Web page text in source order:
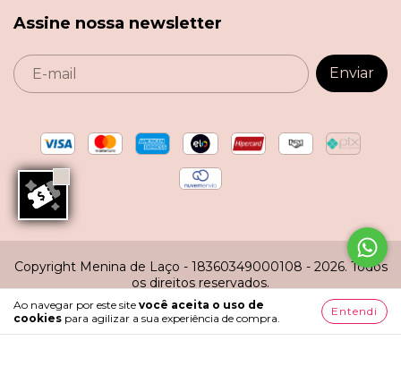
Ao navegar por este site você aceita o uso de
cookies para agilizar a sua experiência de compra.
Entendi
Assine nossa newsletter
Copyright Menina de Laço - 18360349000108 - 2026. Todos
os direitos reservados.